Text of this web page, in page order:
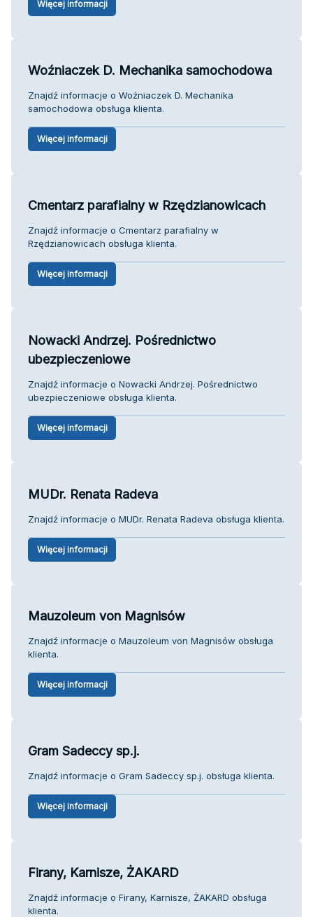
Więcej informacji
Woźniaczek D. Mechanika samochodowa
Znajdź informacje o Woźniaczek D. Mechanika
samochodowa obsługa klienta.
Więcej informacji
Cmentarz parafialny w Rzędzianowicach
Znajdź informacje o Cmentarz parafialny w
Rzędzianowicach obsługa klienta.
Więcej informacji
Nowacki Andrzej. Pośrednictwo
ubezpieczeniowe
Znajdź informacje o Nowacki Andrzej. Pośrednictwo
ubezpieczeniowe obsługa klienta.
Więcej informacji
MUDr. Renata Radeva
Znajdź informacje o MUDr. Renata Radeva obsługa klienta.
Więcej informacji
Mauzoleum von Magnisów
Znajdź informacje o Mauzoleum von Magnisów obsługa
klienta.
Więcej informacji
Gram Sadeccy sp.j.
Znajdź informacje o Gram Sadeccy sp.j. obsługa klienta.
Więcej informacji
Firany, Karnisze, ŻAKARD
Znajdź informacje o Firany, Karnisze, ŻAKARD obsługa
klienta.